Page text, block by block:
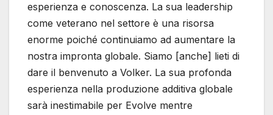
esperienza e conoscenza. La sua leadership
come veterano nel settore è una risorsa
enorme poiché continuiamo ad aumentare la
nostra impronta globale. Siamo [anche] lieti di
dare il benvenuto a Volker. La sua profonda
esperienza nella produzione additiva globale
sarà inestimabile per Evolve mentre